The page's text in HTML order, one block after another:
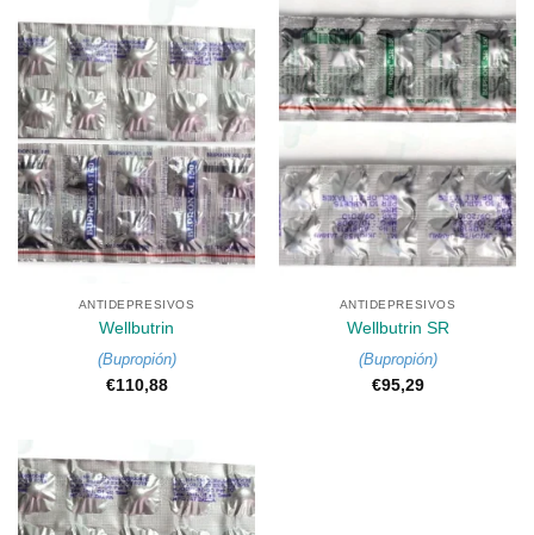
ANTIDEPRESIVOS
Wellbutrin
(Bupropión)
€110,88
ANTIDEPRESIVOS
Wellbutrin SR
(Bupropión)
€95,29